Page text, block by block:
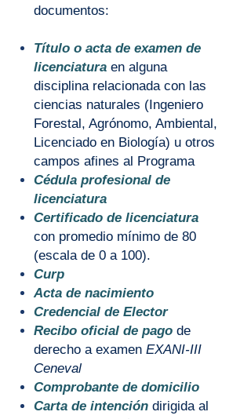
documentos:
Título o acta de examen de
licenciatura en alguna
disciplina relacionada con las
ciencias naturales (Ingeniero
Forestal, Agrónomo, Ambiental,
Licenciado en Biología) u otros
campos afines al Programa
Cédula profesional de
licenciatura
Certificado de licenciatura
con promedio mínimo de 80
(escala de 0 a 100).
Curp
Acta de nacimiento
Credencial de Elector
Recibo oficial de pago de
derecho a examen EXANI-III
Ceneval
Comprobante de domicilio
Carta de intención dirigida al